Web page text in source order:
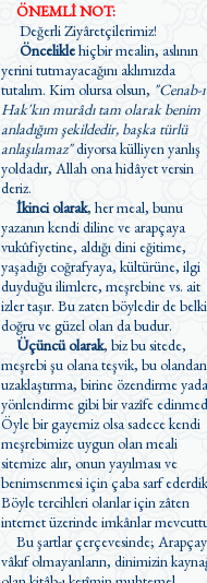
ÖNEMLİ NOT:
Değerli Ziyâretçilerimiz!
Önceliklehiçbir mealin, aslının
yerini tutmayacağını aklımızda
tutalım. Kim olursa olsun, "Cenab-ı
Hak'kın murâdı tam olarak benim
anladığım şekildedir, başka türlü
anlaşılamaz"diyorsa külliyen yanlış
yoldadır, Allah ona hidâyet versin
deriz.
İkinci olarak, her meal, bunu
yazanın kendi diline ve arapçaya
vukûfiyetine, aldığı dini eğitime,
yaşadığı coğrafyaya, kültürüne, ilgi
duyduğu ilimlere, meşrebine vs. ait
izler taşır. Bu zaten böyledir de belki
doğru ve güzel olan da budur.
Üçüncü olarak, biz bu sitede,
meşrebi şu olana teşvik, bu olandan
uzaklaştırma, birine özendirme yada
yönlendirme gibi bir vazîfe
Öyle bir gayemiz olsa sadece kendi
meşrebimize uygun olan meali
sitemize alır, onun yayılması ve
benimsenmesi için çaba sarf
Böyle tercihleri olanlar için zâten
internet üzerinde imkânlar
Bu şartlar çerçevesinde;
vâkıf olmayanların, dinimizin kaynağı